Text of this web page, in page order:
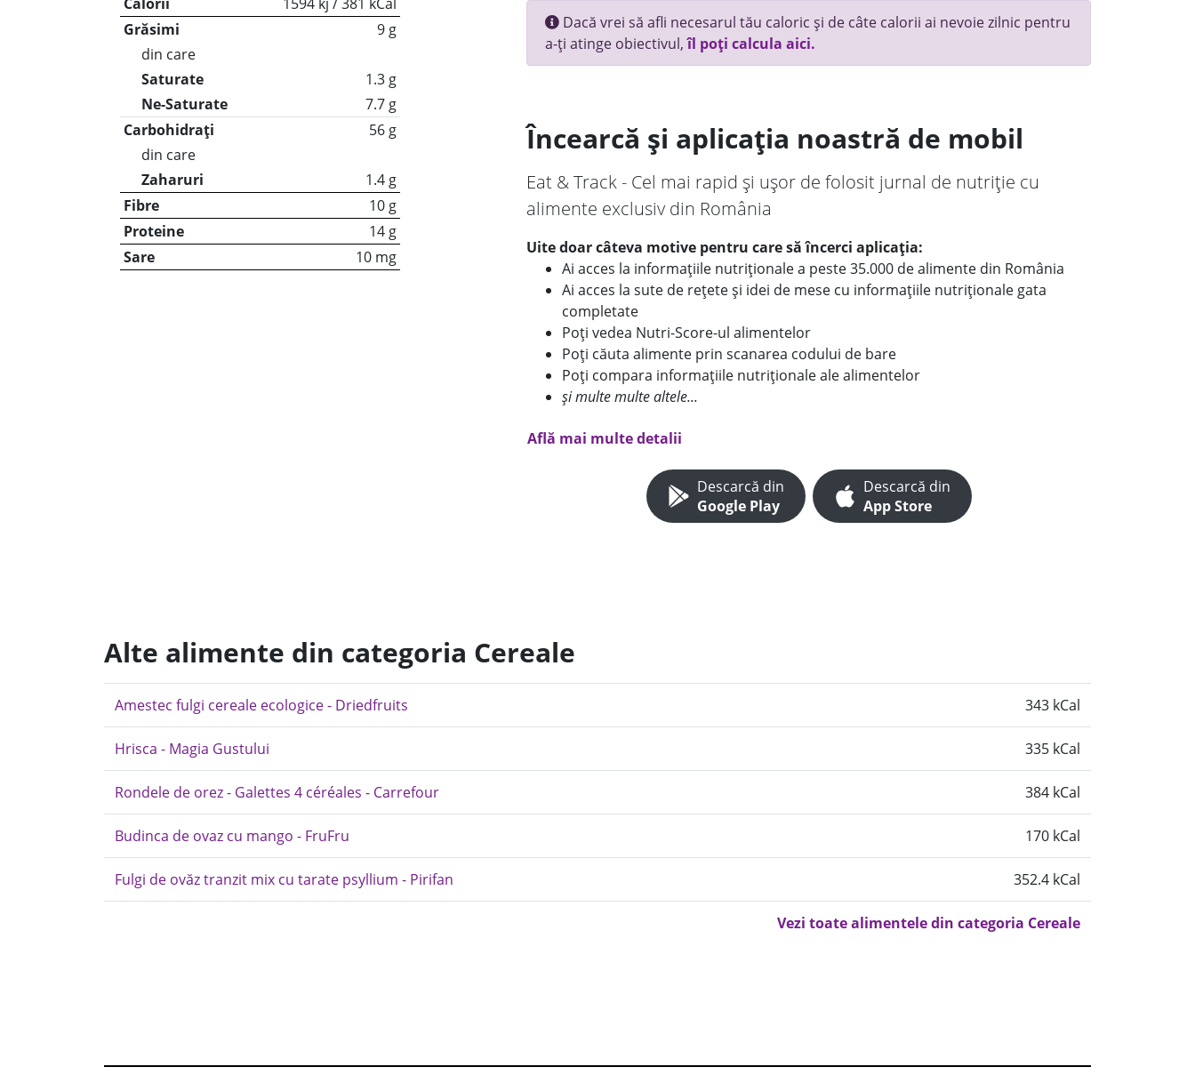
Grăsimi
9 g
din care
Saturate
1.3 g
Ne-Saturate
7.7 g
Carbohidrați
56 g
din care
Zaharuri
1.4 g
Fibre
10 g
Proteine
14 g
Sare
10 mg
Dacă vrei să afli necesarul tău caloric și de câte calorii ai nevoie zilnic pentru
a-ți atinge obiectivul,îl poți calcula aici.
Încearcă și aplicația noastră de mobil
Eat & Track - Cel mai rapid și ușor de folosit jurnal de nutriție cu
alimente exclusiv din România
Uite doar câteva motive pentru care să încerci aplicația:
Ai acces la informațiile nutriționale a peste 35.000 de alimente din România
Ai acces la sute de rețete și idei de mese cu informațiile nutriționale gata
completate
Poți vedea Nutri-Score-ul alimentelor
Poți căuta alimente prin scanarea codului de bare
Poți compara informațiile nutriționale ale alimentelor
și multe multe altele...
Află mai multe detalii
Descarcă din
Google Play
Descarcă din
App Store
Alte alimente din categoria Cereale
Amestec fulgi cereale ecologice - Driedfruits 343 kCal
Hrisca - Magia Gustului 335 kCal
Rondele de orez - Galettes 4 céréales - Carrefour 384 kCal
Budinca de ovaz cu mango - FruFru 170 kCal
Fulgi de ovăz tranzit mix cu tarate psyllium - Pirifan 352.4 kCal
Vezi toate alimentele din categoria Cereale